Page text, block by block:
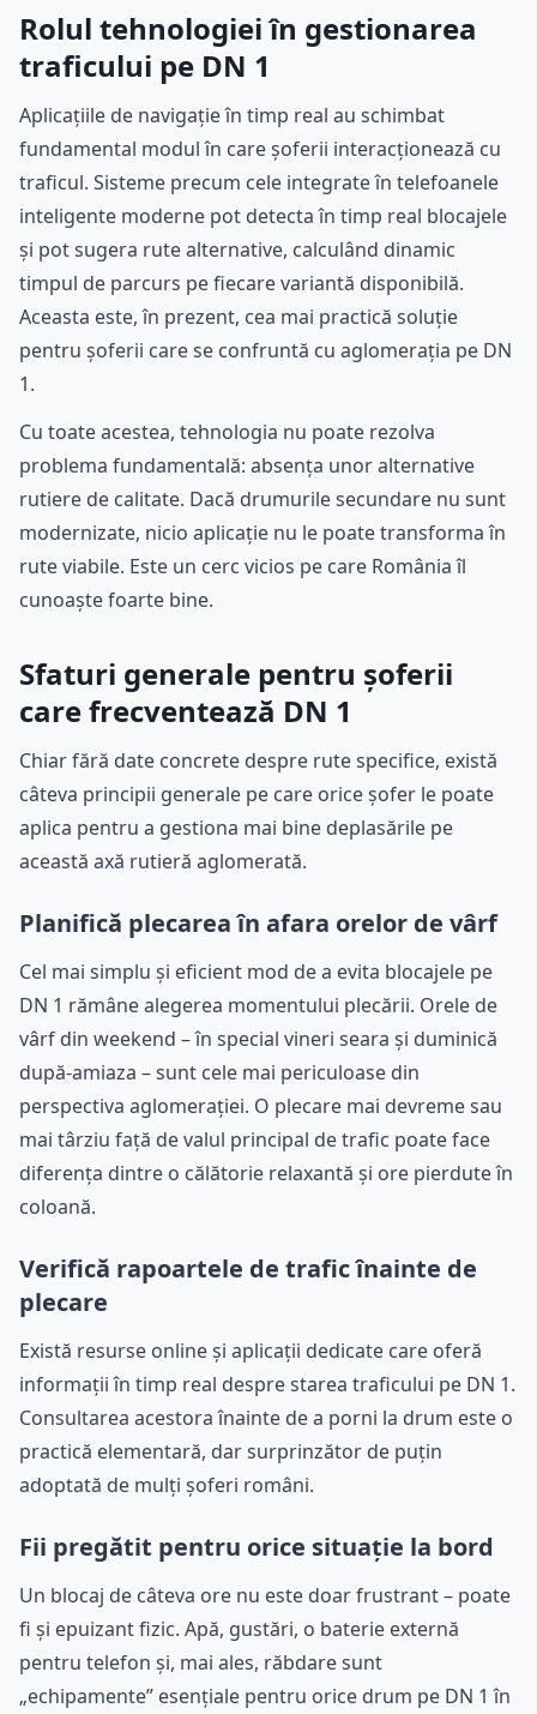
Rolul tehnologiei în gestionarea
traficului pe DN 1
Aplicațiile de navigație în timp real au schimbat
fundamental modul în care șoferii interacționează cu
traficul. Sisteme precum cele integrate în telefoanele
inteligente moderne pot detecta în timp real blocajele
și pot sugera rute alternative, calculând dinamic
timpul de parcurs pe fiecare variantă disponibilă.
Aceasta este, în prezent, cea mai practică soluție
pentru șoferii care se confruntă cu aglomerația pe DN
1.
Cu toate acestea, tehnologia nu poate rezolva
problema fundamentală: absența unor alternative
rutiere de calitate. Dacă drumurile secundare nu sunt
modernizate, nicio aplicație nu le poate transforma în
rute viabile. Este un cerc vicios pe care România îl
cunoaște foarte bine.
Sfaturi generale pentru șoferii
care frecventează DN 1
Chiar fără date concrete despre rute specifice, există
câteva principii generale pe care orice șofer le poate
aplica pentru a gestiona mai bine deplasările pe
această axă rutieră aglomerată.
Planifică plecarea în afara orelor de vârf
Cel mai simplu și eficient mod de a evita blocajele pe
DN 1 rămâne alegerea momentului plecării. Orele de
vârf din weekend – în special vineri seara și duminică
după-amiaza – sunt cele mai periculoase din
perspectiva aglomerației. O plecare mai devreme sau
mai târziu față de valul principal de trafic poate face
diferența dintre o călătorie relaxantă și ore pierdute în
coloană.
Verifică rapoartele de trafic înainte de
plecare
Există resurse online și aplicații dedicate care oferă
informații în timp real despre starea traficului pe DN 1.
Consultarea acestora înainte de a porni la drum este o
practică elementară, dar surprinzător de puțin
adoptată de mulți șoferi români.
Fii pregătit pentru orice situație la bord
Un blocaj de câteva ore nu este doar frustrant – poate
fi și epuizant fizic. Apă, gustări, o baterie externă
pentru telefon și, mai ales, răbdare sunt
„echipamente” esențiale pentru orice drum pe DN 1 în